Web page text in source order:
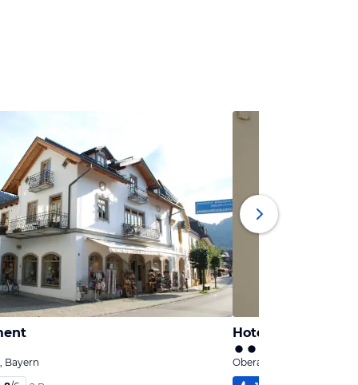
Bayern
Hotel Kopa garni
Oberammergau, Bayern